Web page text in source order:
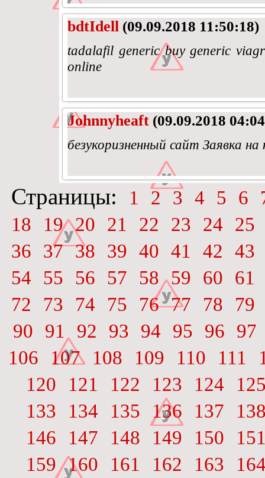
bdtIdell (09.09.2018 11:50:18)
tadalafil generic buy generic
online
Johnnyheaft (09.09.2018
безукоризненный сайт Заявка
Страницы: 1 2 3 4 5 6
18
19 20 21 22 23 24
25
36
37 38 39 40 41 42
43
54
55 56 57 58 59 60
61
72
73 74 75 76 77 78
79
90
91 92 93 94 95 96
97
106
107 108 109 110 111
120
121 122 123 124
133
134 135 136 137
146
147 148 149 150
159 160 161 162 163